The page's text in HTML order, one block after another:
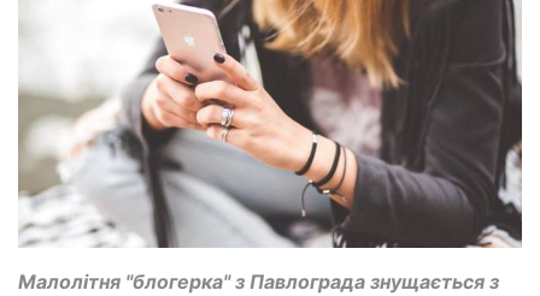
Малолітня "блогерка" з Павлограда знущається з